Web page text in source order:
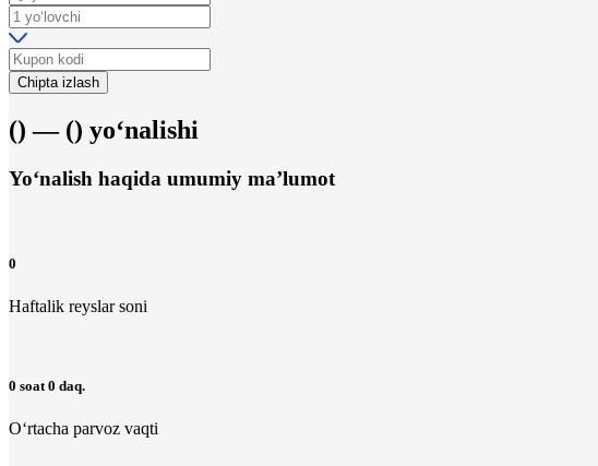
Chipta izlash
() — () yo‘nalishi
Yo‘nalish haqida umumiy ma’lumot
0
Haftalik reyslar soni
0 soat 0 daq.
O‘rtacha parvoz vaqti